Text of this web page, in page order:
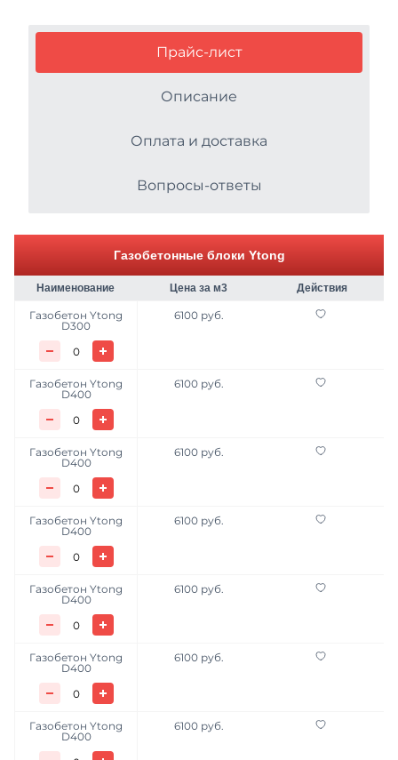
Металлопрокат
Асфальтобетонные смеси
Продажа противогололёдных реагентов
Услуги
Вторичные материалы
Газобетон ЕАБ
Газобетон H+H
Газобетонные блоки СК
U блоки
Газобетонные блоки Могилевский
Прайс-лист
Описание
Оплата и доставка
Вопросы-ответы
Газобетонные блоки Ytong
Наименование Цена за м3 Действия
Газобетон Ytong
D300
6100 руб.
Газобетон Ytong
D400
6100 руб.
Газобетон Ytong
D400
6100 руб.
Газобетон Ytong
D400
6100 руб.
Газобетон Ytong
D400
6100 руб.
Газобетон Ytong
D400
6100 руб.
Газобетон Ytong
D400
6100 руб.